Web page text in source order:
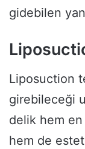
gidebilen
Liposuction
girebileceği
delik hem en
hem de